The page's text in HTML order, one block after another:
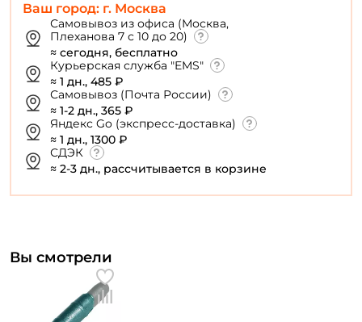
Ваш город: г. Москва
Самовывоз из офиса (Москва,
Плеханова 7 с 10 до 20)
≈ сегодня, бесплатно
Курьерская служба "EMS"
≈ 1 дн., 485 ₽
Самовывоз (Почта России)
≈ 1-2 дн., 365 ₽
Яндекс Go (экспресс-доставка)
≈ 1 дн., 1300 ₽
СДЭК
≈ 2-3 дн., рассчитывается в корзине
Вы смотрели
Повторите пароль: *
Заполняя данную форму вы соглашаетесь на обработку
персональных данных
Создать аккаунт
У меня уже есть аккаунт